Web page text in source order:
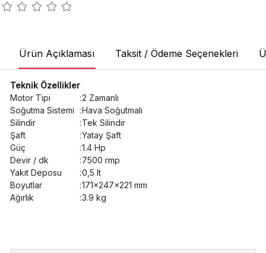
Ürün Açıklaması Taksit / Ödeme Seçenekleri
Teknik Özellikler
Motor Tipi
:2 Zamanlı
Soğutma Sistemi
:Hava Soğutmalı
Silindir
:Tek Silindir
Şaft
:Yatay Şaft
Güç
:1.4 Hp
Devir / dk
:7500 rmp
Yakıt Deposu
:0,5 lt
Boyutlar
:171x247x221 mm
Ağırlık
:3.9 kg